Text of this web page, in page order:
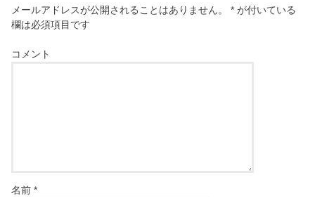
メールアドレスが公開されることはありません。 * が付いている
欄は必須項目です
コメント
名前*